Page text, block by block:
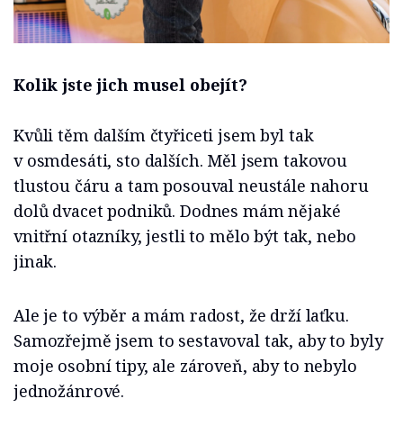
Kolik jste jich musel obejít?
Kvůli těm dalším čtyřiceti jsem byl tak
v osmdesáti, sto dalších. Měl jsem takovou
tlustou čáru a tam posouval neustále nahoru
dolů dvacet podniků. Dodnes mám nějaké
vnitřní otazníky, jestli to mělo být tak, nebo
jinak.
Ale je to výběr a mám radost, že drží laťku.
Samozřejmě jsem to sestavoval tak, aby to byly
moje osobní tipy, ale zároveň, aby to nebylo
jednožánrové.